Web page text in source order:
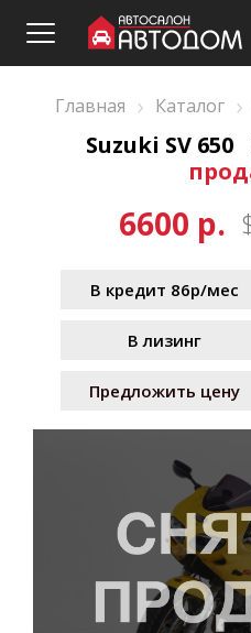
Главная › Каталог ›
Suzuki SV 650
6600 р.
В кредит 86р/мес
В лизинг
Предложить цену